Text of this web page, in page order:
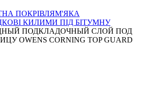
ПОКРІВЛЯМ'ЯКА
КИЛИМИ ПІД БІТУМНУ
ПОДКЛАДОЧНЫЙ СЛОЙ ПОД
OWENS CORNING TOP GUARD